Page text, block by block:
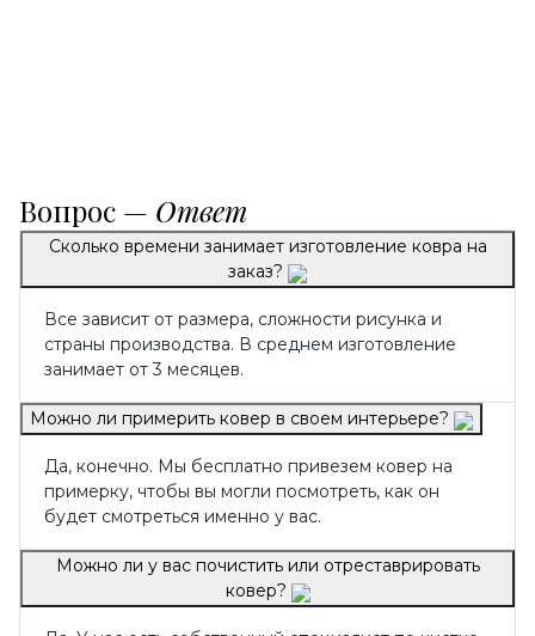
Вопрос — Ответ
Сколько времени занимает изготовление ковра на
заказ?
Все зависит от размера, сложности рисунка и
страны производства. В среднем изготовление
занимает от 3 месяцев.
Можно ли примерить ковер в своем интерьере?
Да, конечно. Мы бесплатно привезем ковер на
примерку, чтобы вы могли посмотреть, как он
будет смотреться именно у вас.
Можно ли у вас почистить или отреставрировать
ковер?